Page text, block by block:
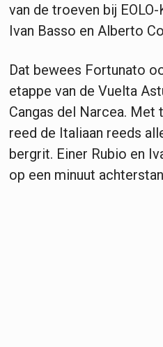
van de troeven bij
Ivan Basso en Alberto
Dat bewees Fortunato
etappe van de Vuelta
Cangas del Narcea.
reed de Italiaan reeds
bergrit. Einer Rubio en
op een minuut